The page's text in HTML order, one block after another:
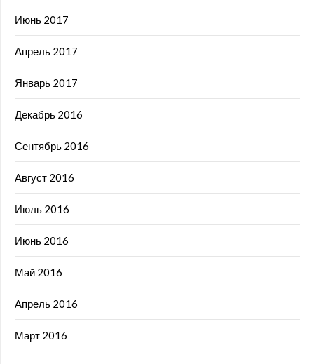
Июнь 2017
Апрель 2017
Январь 2017
Декабрь 2016
Сентябрь 2016
Август 2016
Июль 2016
Июнь 2016
Май 2016
Апрель 2016
Март 2016